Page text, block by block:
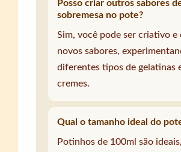
Posso criar outros sabores
sobremesa no pote?
Sim, você pode ser criativo e
novos sabores,
diferentes tipos de gelatinas
cremes.
Qual o tamanho ideal do
Potinhos de 100ml são ideais,